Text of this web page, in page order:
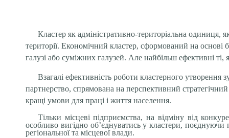
Кластер як адміністративно-територіальна одиниця,
території. Економічний кластер, сформований на основі
галузі або суміжних галузей. Але найбільш ефективні
Взагалі ефективність роботи кластерного утворення
партнерство, спрямована на перспективний
кращі умови для праці і життя населення.
Тільки місцеві підприємства, на відміну від
особливо вигідно об’єднуватись у кластери,
регіональної та місцевої влади.